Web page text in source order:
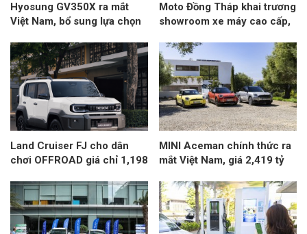
Hyosung GV350X ra mắt
Việt Nam, bổ sung lựa chọn
300–400cc
Moto Đồng Tháp khai trương
showroom xe máy cao cấp,
nhiều mẫu xe hiếm tại Đồng
bằng sông Cửu Long
Land Cruiser FJ cho dân
chơi OFFROAD giá chỉ 1,198
MINI Aceman chính thức ra
mắt Việt Nam, giá 2,419 tỷ